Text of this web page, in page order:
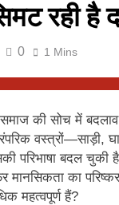
1 Year Ago
1 Year Ago
अनुराधा
2 Years Ago
कितना
रही है
0 1 Mins
की सोच में
वस्त्रों—साड़ी,
परिभाषा बदल
मानसिकता का
महत्वपूर्ण हैं?